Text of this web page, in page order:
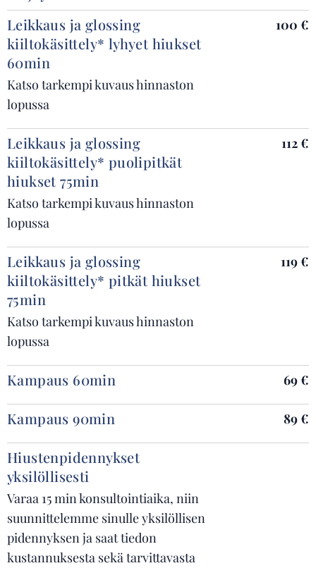
Leikkaus ja glossing
kiiltokäsittely* lyhyet hiukset
60min
Katso tarkempi kuvaus hinnaston
lopussa
100 €
Leikkaus ja glossing
kiiltokäsittely* puolipitkät
hiukset 75min
Katso tarkempi kuvaus hinnaston
lopussa
112 €
Leikkaus ja glossing
kiiltokäsittely* pitkät hiukset
75min
Katso tarkempi kuvaus hinnaston
lopussa
119 €
Kampaus 60min 69 €
Kampaus 90min 89 €
Hiustenpidennykset
yksilöllisesti
Varaa 15 min konsultointiaika, niin
suunnittelemme sinulle yksilöllisen
pidennyksen ja saat tiedon
kustannuksesta sekä tarvittavasta